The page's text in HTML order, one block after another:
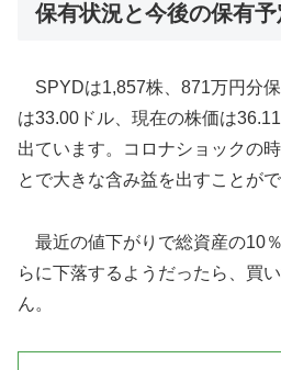
保有状況と今後の保有予
SPYDは1,857株、871万円分
は33.00ドル、現在の株価は
出ています。コロナショックの
とで大きな含み益を出すことがで
最近の値下がりで総資産の10
らに下落するようだったら、買
ん。